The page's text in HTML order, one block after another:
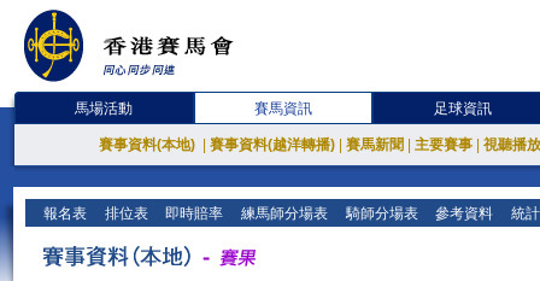
馬場活動 賽馬資訊 足球資訊
賽事資料(本地) 賽事資料(越洋轉播) 賽馬新聞 主要賽事 視聽播
報名表 排位表 即時賠率 練馬師分場表 騎師分場表 參考資料 統